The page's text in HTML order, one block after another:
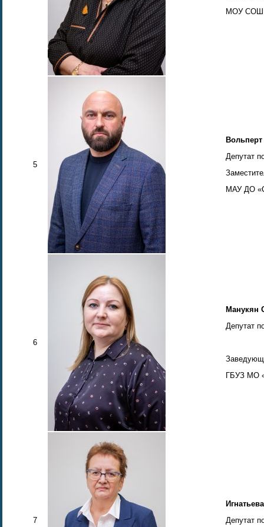
МОУ СОШ
5
Депутат
МАУ ДО
6
Манукян
Депутат
ГБУЗ МО
7
Депутат